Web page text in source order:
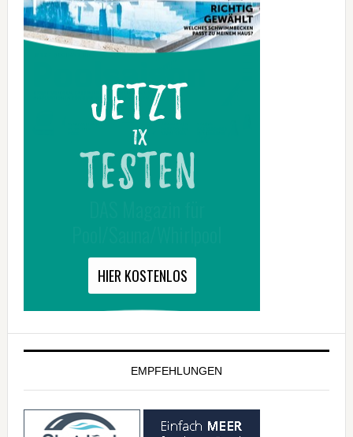
EMPFEHLUNGEN